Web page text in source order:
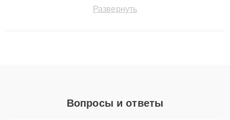
сохранением гарантии до 3 лет. Наши мастера решают
Развернуть
Вопросы и ответы